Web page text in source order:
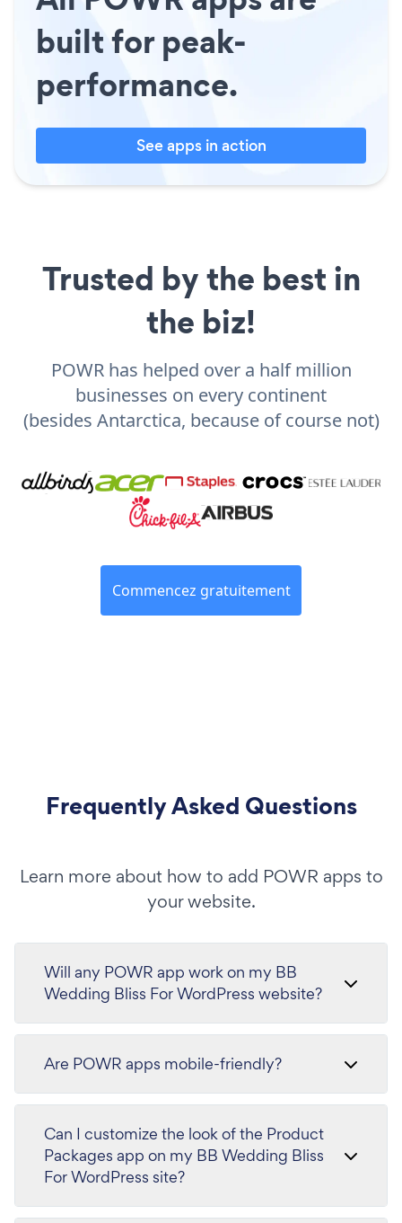
built for peak-
performance.
See apps in action
Trusted by the best in
the biz!
POWR has helped over a half million
businesses on every continent
(besides Antarctica, because of course not)
Commencez gratuitement
Frequently Asked Questions
Learn more about how to add POWR apps to
your website.
Will any POWR app work on my BB
Wedding Bliss For WordPress website?
Are POWR apps mobile-friendly?
Can I customize the look of the Product
Packages app on my BB Wedding Bliss
For WordPress site?